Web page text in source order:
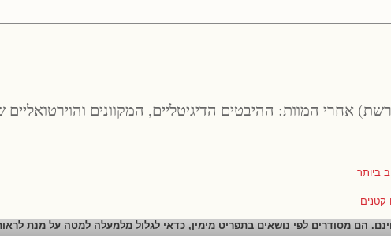
אחרי המוות: ההיבטים הדיגיטליים, המקוונים
הם מסודרים לפי נושאים בתפריט מימין, כדאי לגלול מלמעלה למטה על מנת